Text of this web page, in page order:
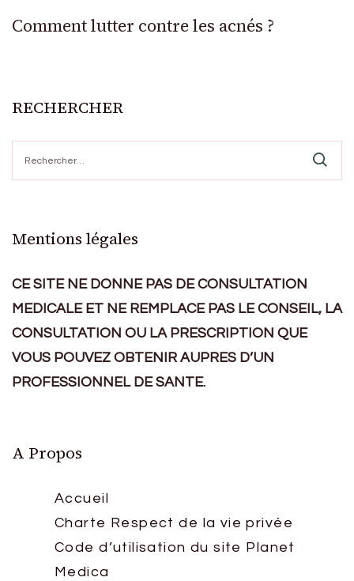
Comment lutter contre les acnés ?
RECHERCHER
Mentions légales
CE SITE NE DONNE PAS DE CONSULTATION
MEDICALE ET NE REMPLACE PAS LE CONSEIL, LA
CONSULTATION OU LA PRESCRIPTION QUE
VOUS POUVEZ OBTENIR AUPRES D’UN
PROFESSIONNEL DE SANTE.
A Propos
Accueil
Charte Respect de la vie privée
Code d’utilisation du site Planet
Medica